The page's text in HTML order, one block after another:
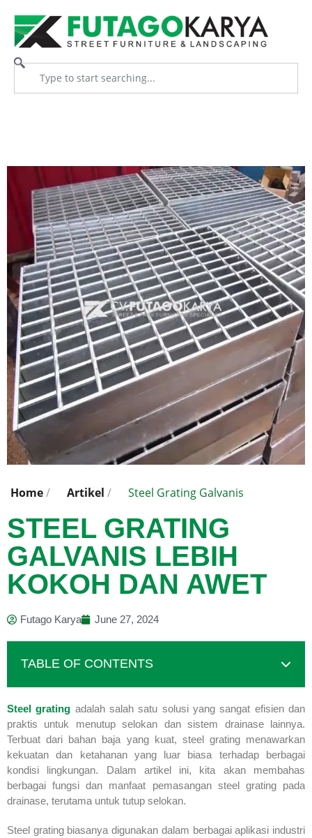
Home/ Artikel / Steel Grating Galvanis
STEEL GRATING
GALVANIS LEBIH
KOKOH DAN AWET
Futago Karya June 27, 2024
TABLE OF CONTENTS
Steel grating adalah salah satu solusi yang sangat efisien dan
praktis untuk menutup selokan dan sistem drainase lainnya.
Terbuat dari bahan baja yang kuat, steel grating menawarkan
kekuatan dan ketahanan yang luar biasa terhadap berbagai
kondisi lingkungan. Dalam artikel ini, kita akan membahas
berbagai fungsi dan manfaat pemasangan steel grating pada
drainase, terutama untuk tutup selokan.
Steel grating biasanya digunakan dalam berbagai aplikasi industri